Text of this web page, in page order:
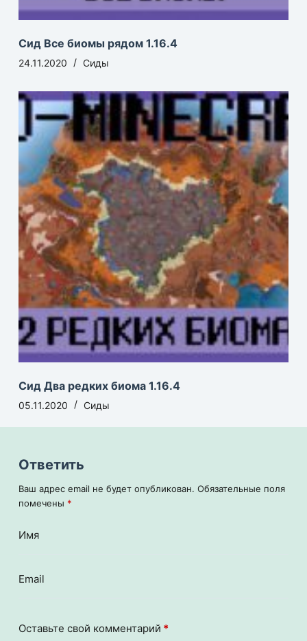
Сид Все биомы рядом 1.16.4
24.11.2020 Сиды
Сид Два редких биома 1.16.4
05.11.2020 Сиды
Ответить
Ваш адрес email не будет опубликован. Обязательные поля
помечены *
Имя
Email
Оставьте свой комментарий *